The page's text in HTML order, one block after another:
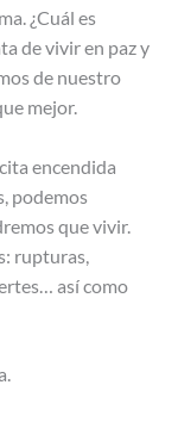
¿Cuál es
de vivir en paz y
de nuestro
mejor.
encendida
podemos
que vivir.
rupturas,
así como